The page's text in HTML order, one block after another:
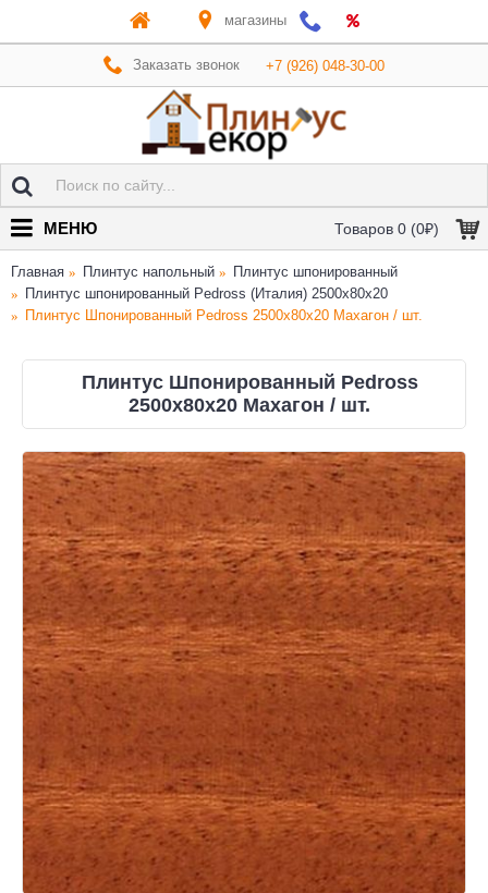
магазины
Заказать звонок +7 (926) 048-30-00
Товаров 0 (0₽)
МЕНЮ
Главная Плинтус напольный
Плинтус шпонированный
Плинтус шпонированный Pedross (Италия) 2500х80х20
Плинтус Шпонированный Pedross 2500х80х20 Махагон / шт.
Плинтус Шпонированный Pedross
2500х80х20 Махагон / шт.